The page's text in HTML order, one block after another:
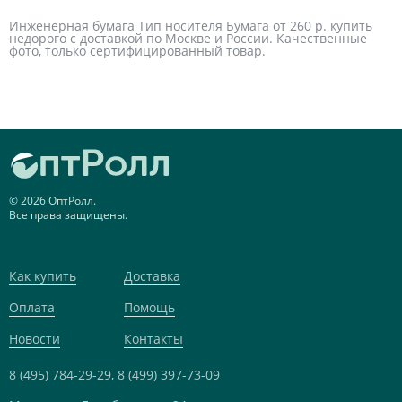
Инженерная бумага Тип носителя Бумага от 260 р. купить
недорого с доставкой по Москве и России. Качественные
фото, только сертифицированный товар.
© 2026 ОптРолл.
Все права защищены.
Как купить
Доставка
Оплата
Помощь
Новости
Контакты
8 (495) 784-29-29, 8 (499) 397-73-09